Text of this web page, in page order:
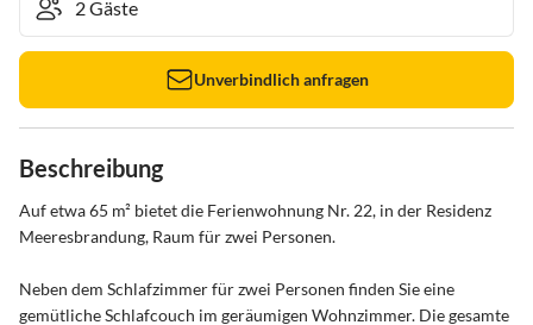
Unverbindlich anfragen
Beschreibung
Auf etwa 65 m² bietet die Ferienwohnung Nr. 22, in der Residenz
Meeresbrandung, Raum für zwei Personen.
Neben dem Schlafzimmer für zwei Personen finden Sie eine
gemütliche Schlafcouch im geräumigen Wohnzimmer. Die gesamte